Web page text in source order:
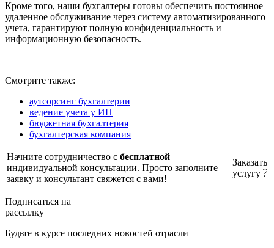
Кроме того, наши бухгалтеры готовы обеспечить постоянное
удаленное обслуживание через систему автоматизированного
учета, гарантируют полную конфиденциальность и
информационную безопасность.
Смотрите также:
аутсорсинг бухгалтерии
ведение учета у ИП
бюджетная бухгалтерия
бухгалтерская компания
Начните сотрудничество с бесплатной
индивидуальной консультации. Просто заполните
заявку и консультант свяжется с вами!
Заказать
услугу
Подписаться на
рассылку
Будьте в курсе последних новостей отрасли